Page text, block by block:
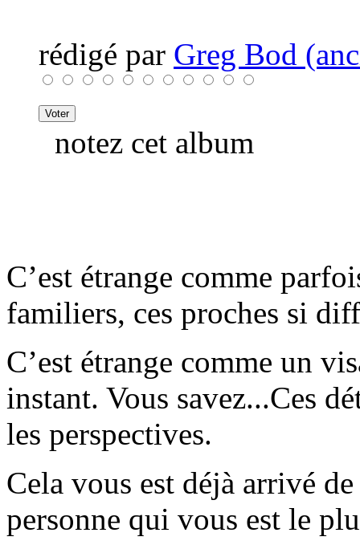
rédigé par Greg Bod
notez cet album
C’est étrange comme
familiers, ces proches si
C’est étrange comme un
instant. Vous savez...Ces
les perspectives.
Cela vous est déjà arrivé
personne qui vous est le